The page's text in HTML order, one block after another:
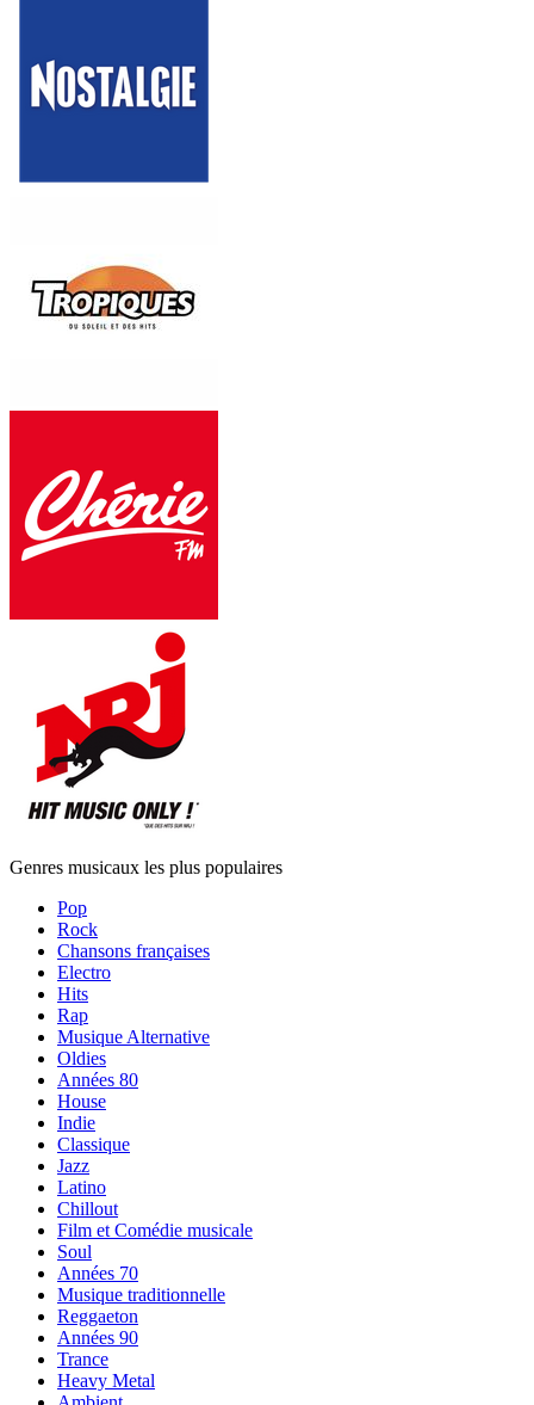
Genres musicaux les plus populaires
Pop
Rock
Chansons françaises
Electro
Hits
Rap
Musique Alternative
Oldies
Années 80
House
Indie
Classique
Jazz
Latino
Chillout
Film et Comédie musicale
Soul
Années 70
Musique traditionnelle
Reggaeton
Années 90
Trance
Heavy Metal